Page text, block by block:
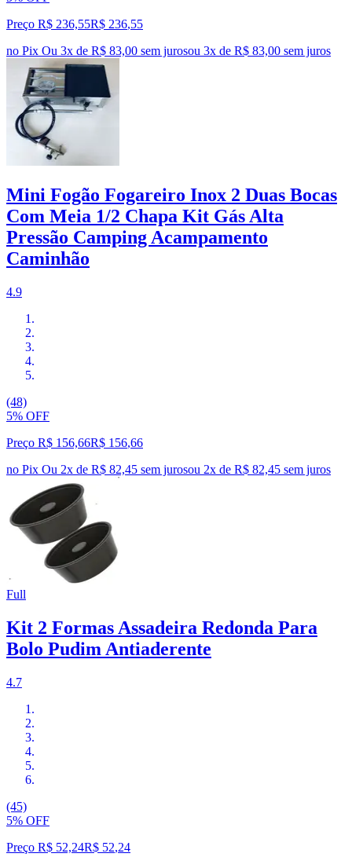
Preço R$ 236,55R$ 236,55
no Pix Ou 3x de R$ 83,00 sem jurosou 3x de R$ 83,00 sem juros
Mini Fogão Fogareiro Inox 2 Duas Bocas
Com Meia 1/2 Chapa Kit Gás Alta
Pressão Camping Acampamento
Caminhão
4.9
(48)
5% OFF
Preço R$ 156,66R$ 156,66
no Pix Ou 2x de R$ 82,45 sem jurosou 2x de R$ 82,45 sem juros
Full
Kit 2 Formas Assadeira Redonda Para
Bolo Pudim Antiaderente
4.7
(45)
5% OFF
Preço R$ 52,24R$ 52,24